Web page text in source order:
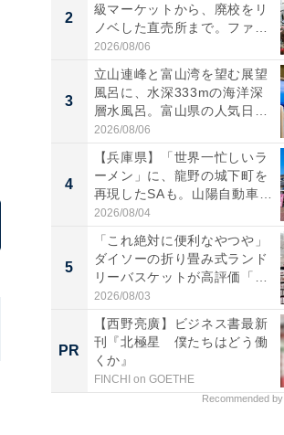
2
級マーケットから、廃校をリ
ノベした直売所まで。ファ
ー...
2026/08/06
3
立山連峰と富山湾を望む展望
風呂に、水深333mの海洋深
層水風呂。富山県の人気日
帰...
2026/08/06
4
【兵庫県】「世界一忙しいラ
ーメン」に、龍野の城下町を
再現したSAも。山陽自動車
道...
2026/08/04
5
「これ絶対に便利なやつや」
ダイソーの折り畳み式ランド
リーバスケットが高評価「使
わ...
2026/08/03
PR
【西野亮廣】ビジネス書最新
刊『北極星 僕たちはどう働
くか』
FINCHI on GOETHE
Recommended by